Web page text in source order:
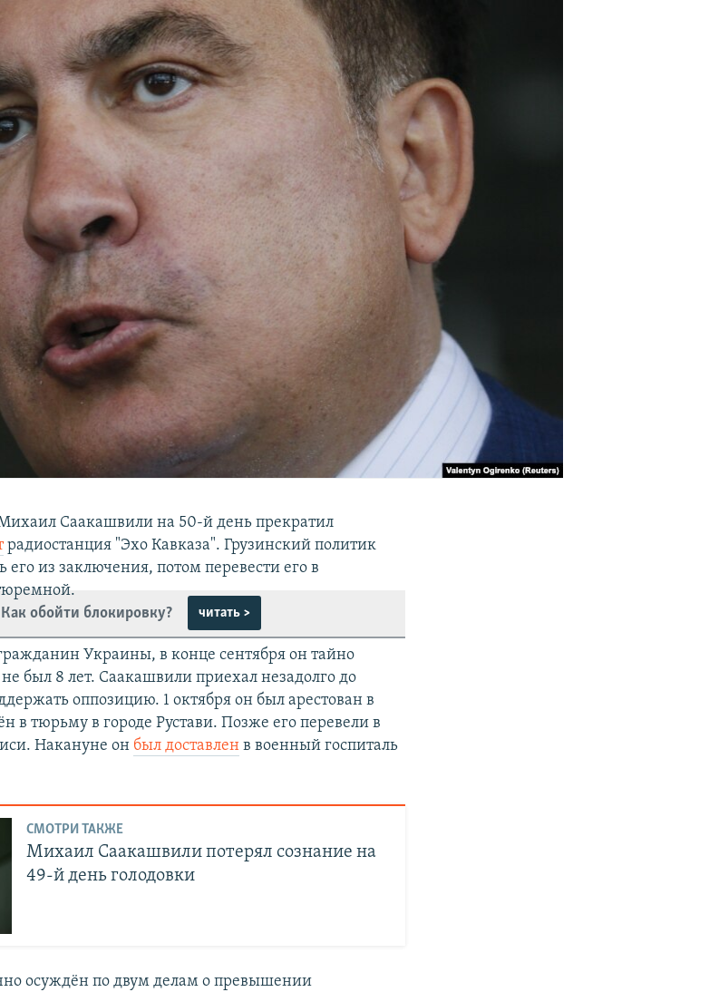
Саакашвили на 50-й день прекратил
радиостанция "Эхо Кавказа". Грузинский политик
его из заключения, потом перевести его в
Как обойти блокировку?
читать >
Украины, в конце сентября он тайно
был 8 лет. Саакашвили приехал незадолго до
оппозицию. 1 октября он был арестован в
в тюрьму в городе Рустави. Позже его перевели в
Накануне он был доставлен в военный госпиталь
СМОТРИ ТАКЖЕ
Михаил Саакашвили потерял сознание на
49-й день голодовки
осуждён по двум делам о превышении